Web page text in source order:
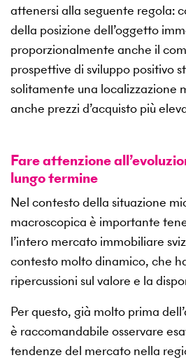
attenersi alla seguente regola:
della posizione dell’oggetto
proporzionalmente anche il
prospettive di sviluppo positivo
solitamente una localizzazione
anche prezzi d’acquisto più
Fare attenzione
lungo termine
Nel contesto della situazione
macroscopica è importante
l’intero mercato immobiliare
contesto molto dinamico, che
ripercussioni sul valore e la
Per questo, già molto prima
è raccomandabile osservare
tendenze del mercato nella